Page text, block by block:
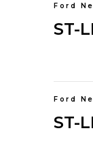
ST-
Ford
ST-
Ford